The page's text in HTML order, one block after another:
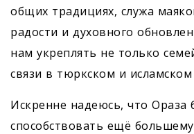
общих традициях, служа
радости и духовного
нам укреплять не только
связи в тюркском и
Искренне надеюсь, что Ораза
способствовать ещё